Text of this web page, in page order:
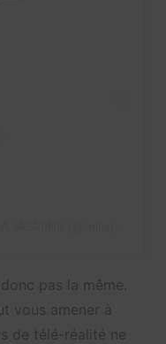
pas la même.
vous amener à
de télé-réalité ne